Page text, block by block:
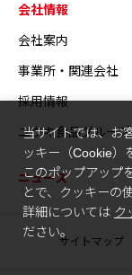
会社情報
会社案内
事業所・関連会社
採用情報
ユウキ食品グルー
ニュース
サイトマップ
当サイトでは、お
ッキー（Cookie）
このポップアップ
とで、クッキーの
詳細については ク
ださい。